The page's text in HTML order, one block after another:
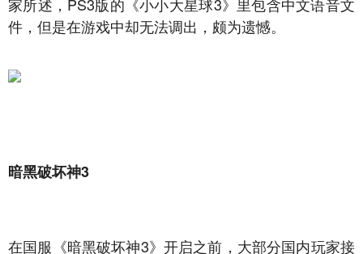
件，但是在游戏中却无法调出，颇为遗憾。
暗黑破坏神3
在国服《暗黑破坏神3》开启之前，大部分国内玩家接